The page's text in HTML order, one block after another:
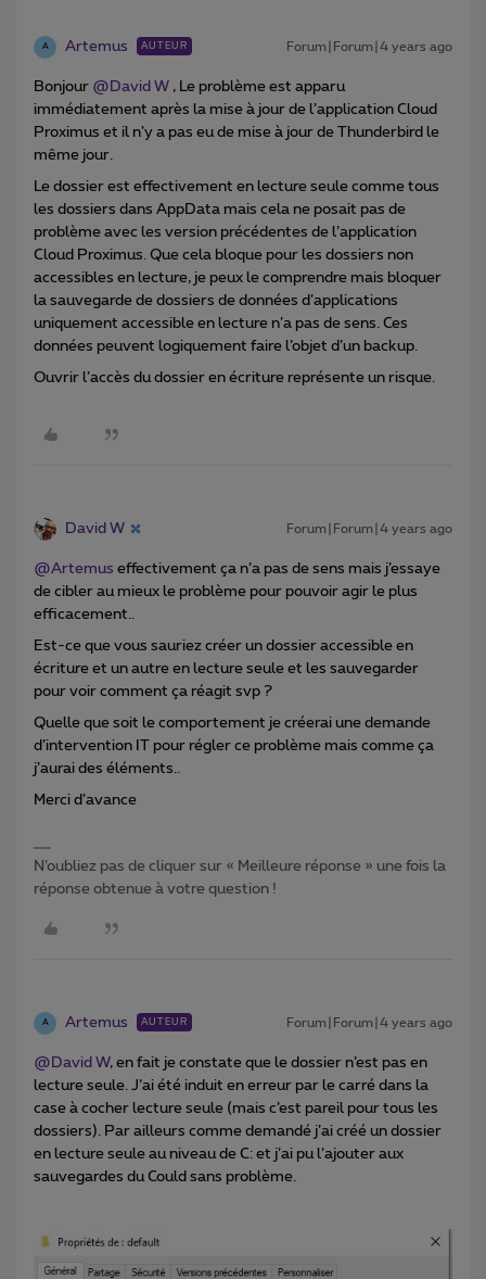
A Artemus AUTEUR Forum|Forum|4 years ago
Bonjour @David W , Le problème est apparu
immédiatement après la mise à jour de l’application Cloud
Proximus et il n’y a pas eu de mise à jour de Thunderbird le
même jour.
Le dossier est effectivement en lecture seule comme tous
les dossiers dans AppData mais cela ne posait pas de
problème avec les version précédentes de l’application
Cloud Proximus. Que cela bloque pour les dossiers non
accessibles en lecture, je peux le comprendre mais bloquer
la sauvegarde de dossiers de données d’applications
uniquement accessible en lecture n’a pas de sens. Ces
données peuvent logiquement faire l’objet d’un backup.
Ouvrir l’accès du dossier en écriture représente un risque.
David W Forum|Forum|4 years ago
@Artemus effectivement ça n’a pas de sens mais j’essaye
de cibler au mieux le problème pour pouvoir agir le plus
efficacement..
Est-ce que vous sauriez créer un dossier accessible en
écriture et un autre en lecture seule et les sauvegarder
pour voir comment ça réagit svp ?
Quelle que soit le comportement je créerai une demande
d’intervention IT pour régler ce problème mais comme ça
j’aurai des éléments..
Merci d’avance
N’oubliez pas de cliquer sur « Meilleure réponse » une fois la
réponse obtenue à votre question !
A Artemus AUTEUR Forum|Forum|4 years ago
@David W, en fait je constate que le dossier n’est pas en
lecture seule. J’ai été induit en erreur par le carré dans la
case à cocher lecture seule (mais c’est pareil pour tous les
dossiers). Par ailleurs comme demandé j’ai créé un dossier
en lecture seule au niveau de C: et j’ai pu l’ajouter aux
sauvegardes du Could sans problème.